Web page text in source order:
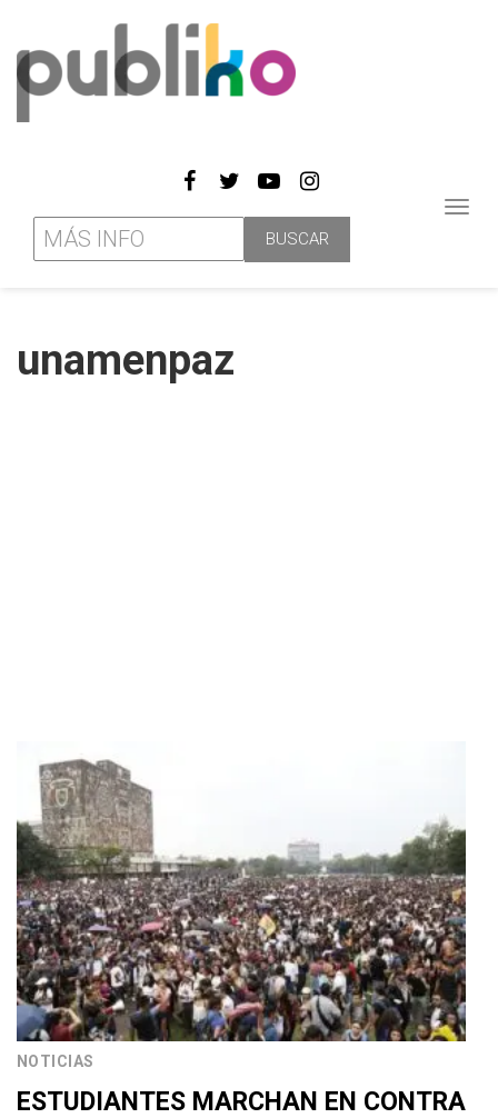
unamenpaz
NOTICIAS
ESTUDIANTES MARCHAN EN CONTRA